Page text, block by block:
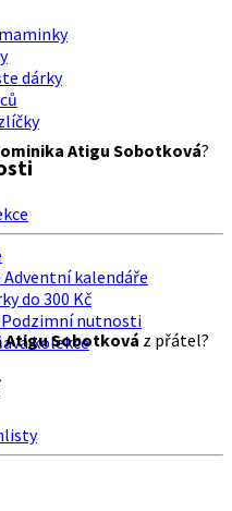
dárky
Adventní kalendáře
do 300 Kč
Podzimní nutnosti
kolekce
Atigu Sobotková?
Atigu Sobotková z přátel?